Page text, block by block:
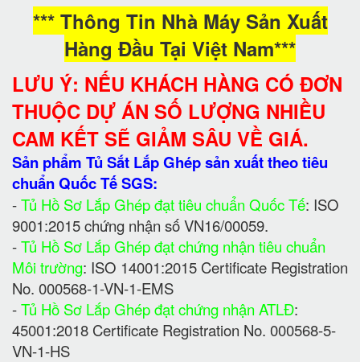
*** Thông Tin Nhà Máy Sản Xuất
Hàng Đầu Tại Việt Nam***
LƯU Ý: NẾU KHÁCH HÀNG CÓ ĐƠN
THUỘC DỰ ÁN SỐ LƯỢNG NHIỀU
CAM KẾT SẼ GIẢM SÂU VỀ GIÁ.
Sản phẩm Tủ Sắt Lắp Ghép sản xuất theo tiêu
chuẩn Quốc Tế SGS:
-Tủ Hồ Sơ Lắp Ghép đạt tiêu chuẩn Quốc Tế: ISO
9001:2015 chứng nhận số VN16/00059.
-Tủ Hồ Sơ Lắp Ghép đạt chứng nhận tiêu chuẩn
Môi trường: ISO 14001:2015 Certificate Registration
No. 000568-1-VN-1-EMS
-Tủ Hồ Sơ Lắp Ghép đạt chứng nhận ATLĐ:
45001:2018 Certificate Registration No. 000568-5-
VN-1-HS